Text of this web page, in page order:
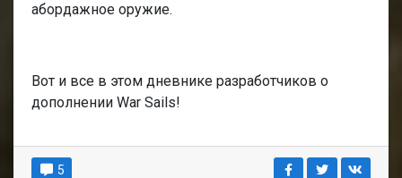
абордажное оружие.
Вот и все в этом дневнике разработчиков о
дополнении War Sails!
5